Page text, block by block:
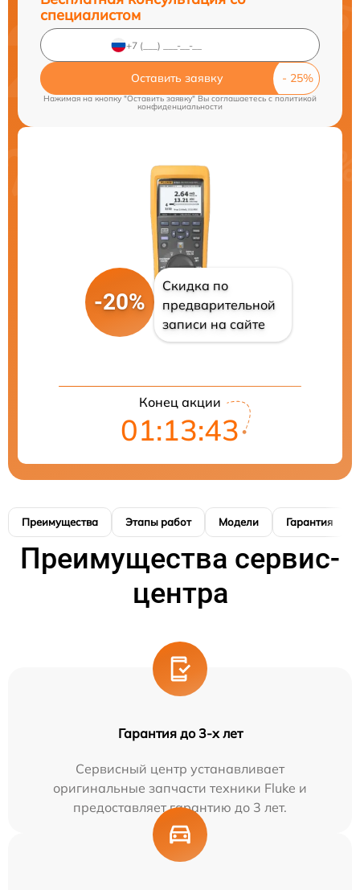
специалистом
Оставить заявку
Нажимая на кнопку "Оставить заявку" Вы соглашаетесь cполитикой
конфиденциальности
-20%
Скидка по
предварительной
записи на сайте
Конец акции
01:13:42
Преимущества Этапы работ Модели Гарантия
Преимущества сервис-
центра
Гарантия до 3-х лет
Сервисный центр устанавливает
оригинальные запчасти техники Fluke и
предоставляет гарантию до 3 лет.